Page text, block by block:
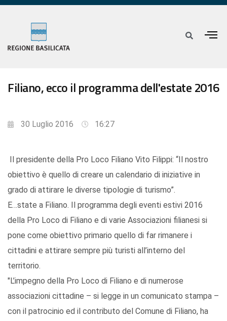
Filiano, ecco il programma dell'estate 2016
30 Luglio 2016 16:27
Il presidente della Pro Loco Filiano Vito Filippi: “Il nostro
obiettivo è quello di creare un calendario di iniziative in
grado di attirare le diverse tipologie di turismo”.
E…state a Filiano. Il programma degli eventi estivi 2016
della Pro Loco di Filiano e di varie Associazioni filianesi si
pone come obiettivo primario quello di far rimanere i
cittadini e attirare sempre più turisti all’interno del
territorio.
"L’impegno della Pro Loco di Filiano e di numerose
associazioni cittadine – si legge in un comunicato stampa –
con il patrocinio ed il contributo del Comune di Filiano, ha